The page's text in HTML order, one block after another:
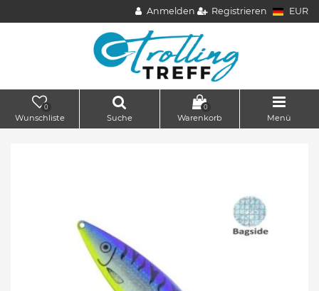
Anmelden Registrieren EUR
0
Wunschliste Suche
0
Warenkorb Menü